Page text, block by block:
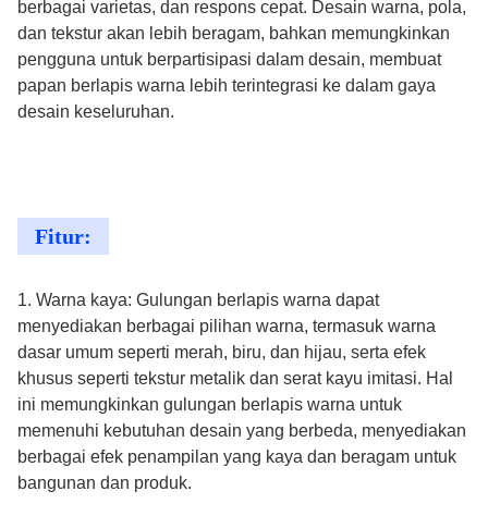
berbagai varietas, dan respons cepat. Desain warna, pola,
dan tekstur akan lebih beragam, bahkan memungkinkan
pengguna untuk berpartisipasi dalam desain, membuat
papan berlapis warna lebih terintegrasi ke dalam gaya
desain keseluruhan.
Fitur:
1. Warna kaya: Gulungan berlapis warna dapat
menyediakan berbagai pilihan warna, termasuk warna
dasar umum seperti merah, biru, dan hijau, serta efek
khusus seperti tekstur metalik dan serat kayu imitasi. Hal
ini memungkinkan gulungan berlapis warna untuk
memenuhi kebutuhan desain yang berbeda, menyediakan
berbagai efek penampilan yang kaya dan beragam untuk
bangunan dan produk.